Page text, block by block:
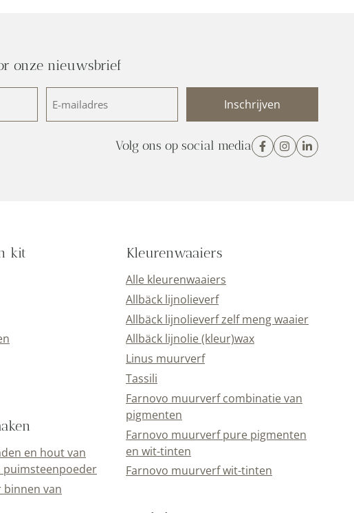
onze nieuwsbrief
E-
mailadres
(Vereist)
Volg ons op social media
kit
en hout van Linus
van primer en
Kleurenwaaiers
Alle kleurenwaaiers
Allbäck lijnolieverf
Allbäck lijnolieverf zelf meng waaier
Allbäck lijnolie (kleur)wax
Linus muurverf
Tassili
Farnovo muurverf combinatie van
pigmenten
Farnovo muurverf pure pigmenten en wit-
tinten
Farnovo muurverf wit-tinten